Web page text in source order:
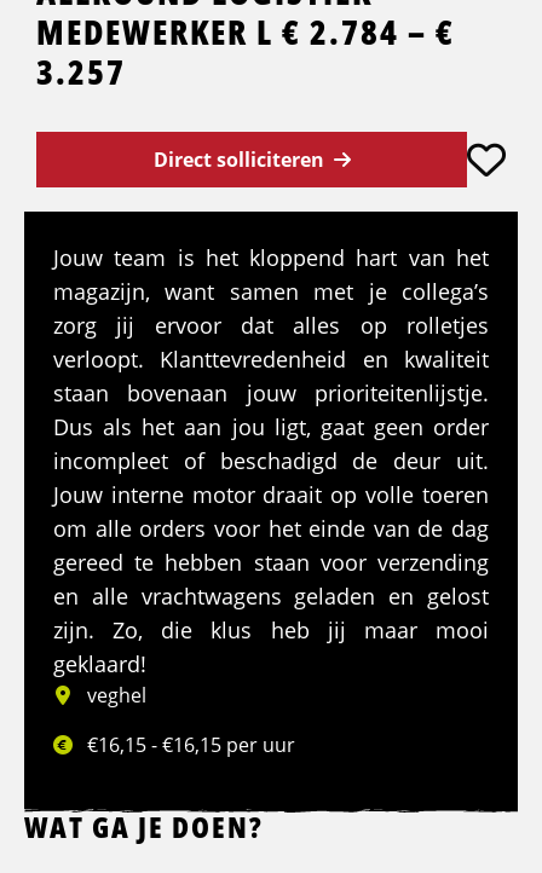
MEDEWERKER L € 2.784 – €
3.257
Direct solliciteren
Jouw team is het kloppend hart van het
magazijn, want samen met je collega’s
zorg jij ervoor dat alles op rolletjes
verloopt. Klanttevredenheid en kwaliteit
staan bovenaan jouw prioriteitenlijstje.
Dus als het aan jou ligt, gaat geen order
incompleet of beschadigd de deur uit.
Jouw interne motor draait op volle toeren
om alle orders voor het einde van de dag
gereed te hebben staan voor verzending
en alle vrachtwagens geladen en gelost
zijn. Zo, die klus heb jij maar mooi
geklaard!
veghel
€16,15 - €16,15 per uur
WAT GA JE DOEN?